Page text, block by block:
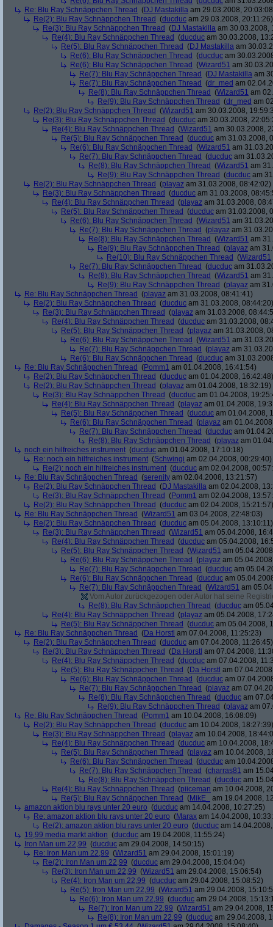
Re: Blu Ray Schnäppchen Thread (DJ Mastakilla am 29.03.2008,
Re(2): Blu Ray Schnäppchen Thread (ducduc am 29.03.2008, 20:11:26)
Re(3): Blu Ray Schnäppchen Thread (DJ Mastakilla am 30.03.2008,
Re(4): Blu Ray Schnäppchen Thread (ducduc am 30.03.2008,
Re(5): Blu Ray Schnäppchen Thread (DJ Mastakilla am
Re(6): Blu Ray Schnäppchen Thread (ducduc am
Re(6): Blu Ray Schnäppchen Thread (Wizard51 am
Re(7): Blu Ray Schnäppchen Thread (DJ Mastakilla am
Re(7): Blu Ray Schnäppchen Thread (dr_med am
Re(8): Blu Ray Schnäppchen Thread (Wizard51 am
Re(9): Blu Ray Schnäppchen Thread (dr_med am
Re(2): Blu Ray Schnäppchen Thread (Wizard51 am 30.03.2008,
Re(3): Blu Ray Schnäppchen Thread (ducduc am 30.03.2008,
Re(4): Blu Ray Schnäppchen Thread (Wizard51 am 30.03.2008,
Re(5): Blu Ray Schnäppchen Thread (ducduc am 31.03.2008,
Re(6): Blu Ray Schnäppchen Thread (Wizard51 am
Re(7): Blu Ray Schnäppchen Thread (ducduc am
Re(8): Blu Ray Schnäppchen Thread (Wizard51 am
Re(9): Blu Ray Schnäppchen Thread (ducduc am
Re(2): Blu Ray Schnäppchen Thread (playaz am 31.03.2008, 08:42:02)
Re(3): Blu Ray Schnäppchen Thread (ducduc am 31.03.2008,
Re(4): Blu Ray Schnäppchen Thread (playaz am 31.03.2008,
Re(5): Blu Ray Schnäppchen Thread (ducduc am 31.03.2008,
Re(6): Blu Ray Schnäppchen Thread (Wizard51 am
Re(7): Blu Ray Schnäppchen Thread (playaz am
Re(8): Blu Ray Schnäppchen Thread (Wizard51 am
Re(9): Blu Ray Schnäppchen Thread (playaz am
Re(10): Blu Ray Schnäppchen Thread (Wizard51
Re(7): Blu Ray Schnäppchen Thread (ducduc am
Re(8): Blu Ray Schnäppchen Thread (Wizard51 am
Re(9): Blu Ray Schnäppchen Thread (playaz am
Re: Blu Ray Schnäppchen Thread (playaz am 31.03.2008, 08:41:41)
Re(2): Blu Ray Schnäppchen Thread (ducduc am 31.03.2008, 08:44:20)
Re(3): Blu Ray Schnäppchen Thread (playaz am 31.03.2008,
Re(4): Blu Ray Schnäppchen Thread (ducduc am 31.03.2008,
Re(5): Blu Ray Schnäppchen Thread (playaz am 31.03.2008,
Re(6): Blu Ray Schnäppchen Thread (Wizard51 am
Re(7): Blu Ray Schnäppchen Thread (playaz am
Re(6): Blu Ray Schnäppchen Thread (ducduc am
Re: Blu Ray Schnäppchen Thread (Pomm1 am 01.04.2008, 16:41:54)
Re(2): Blu Ray Schnäppchen Thread (ducduc am 01.04.2008, 16:42:48)
Re(2): Blu Ray Schnäppchen Thread (playaz am 01.04.2008, 18:32:19)
Re(3): Blu Ray Schnäppchen Thread (ducduc am 01.04.2008,
Re(4): Blu Ray Schnäppchen Thread (playaz am 01.04.2008,
Re(5): Blu Ray Schnäppchen Thread (ducduc am 01.04.2008,
Re(6): Blu Ray Schnäppchen Thread (playaz am
Re(7): Blu Ray Schnäppchen Thread (ducduc am
Re(8): Blu Ray Schnäppchen Thread (playaz am
noch ein hilfreiches instrument (ducduc am 01.04.2008, 17:10:18)
Re: noch ein hilfreiches instrument (Schwingi am 02.04.2008, 00:29:40)
Re(2): noch ein hilfreiches instrument (ducduc am 02.04.2008,
Re: Blu Ray Schnäppchen Thread (serenity am 02.04.2008, 13:21:57)
Re(2): Blu Ray Schnäppchen Thread (DJ Mastakilla am 02.04.2008,
Re(3): Blu Ray Schnäppchen Thread (Pomm1 am 02.04.2008,
Re(2): Blu Ray Schnäppchen Thread (ducduc am 02.04.2008, 15:21:57)
Re: Blu Ray Schnäppchen Thread (Wizard51 am 03.04.2008, 22:48:03)
Re(2): Blu Ray Schnäppchen Thread (ducduc am 05.04.2008, 13:10:11)
Re(3): Blu Ray Schnäppchen Thread (Wizard51 am 05.04.2008,
Re(4): Blu Ray Schnäppchen Thread (ducduc am 05.04.2008,
Re(5): Blu Ray Schnäppchen Thread (Wizard51 am
Re(6): Blu Ray Schnäppchen Thread (playaz am
Re(7): Blu Ray Schnäppchen Thread (ducduc am
Re(6): Blu Ray Schnäppchen Thread (ducduc am
Re(7): Blu Ray Schnäppchen Thread (Wizard51 am
Vom Autor zurückgezogen oder Autor hat seine
Re(8): Blu Ray Schnäppchen Thread (ducduc am
Re(4): Blu Ray Schnäppchen Thread (playaz am 05.04.2008,
Re(5): Blu Ray Schnäppchen Thread (ducduc am 05.04.2008,
Re: Blu Ray Schnäppchen Thread (Da Horstl am 07.04.2008, 11:25:23)
Re(2): Blu Ray Schnäppchen Thread (ducduc am 07.04.2008, 11:26:45)
Re(3): Blu Ray Schnäppchen Thread (Da Horstl am 07.04.2008,
Re(4): Blu Ray Schnäppchen Thread (ducduc am 07.04.2008,
Re(5): Blu Ray Schnäppchen Thread (Da Horstl am
Re(6): Blu Ray Schnäppchen Thread (ducduc am
Re(7): Blu Ray Schnäppchen Thread (playaz am
Re(8): Blu Ray Schnäppchen Thread (ducduc am
Re(9): Blu Ray Schnäppchen Thread (playaz am
Re: Blu Ray Schnäppchen Thread (Pomm1 am 10.04.2008, 16:08:09)
Re(2): Blu Ray Schnäppchen Thread (ducduc am 10.04.2008, 18:27:39)
Re(3): Blu Ray Schnäppchen Thread (playaz am 10.04.2008,
Re(4): Blu Ray Schnäppchen Thread (ducduc am 10.04.2008,
Re(5): Blu Ray Schnäppchen Thread (playaz am 10.04.2008,
Re(6): Blu Ray Schnäppchen Thread (ducduc am
Re(7): Blu Ray Schnäppchen Thread (charras81 am
Re(8): Blu Ray Schnäppchen Thread (ducduc am
Re(4): Blu Ray Schnäppchen Thread (piiceman am 10.04.2008,
Re(5): Blu Ray Schnäppchen Thread (MikE_
am 19.04.2008,
amazon aktion blu rays unter 20 euro (ducduc am 14.04.2008, 10:27:25)
Re: amazon aktion blu rays unter 20 euro (Marax am 14.04.2008,
Re(2): amazon aktion blu rays unter 20 euro (ducduc am
19,99 media markt aktion (ducduc am 19.04.2008, 11:55:24)
Iron Man um 22,99 (ducduc am 29.04.2008, 14:50:15)
Re: Iron Man um 22,99 (Wizard51 am 29.04.2008, 15:01:19)
Re(2): Iron Man um 22,99 (ducduc am 29.04.2008, 15:04:04)
Re(3): Iron Man um 22,99 (Wizard51 am 29.04.2008, 15:06:54)
Re(4): Iron Man um 22,99 (ducduc am 29.04.2008, 15:08:52)
Re(5): Iron Man um 22,99 (Wizard51 am 29.04.2008,
Re(6): Iron Man um 22,99 (ducduc am 29.04.2008,
Re(7): Iron Man um 22,99 (Wizard51 am 29.04.2008,
Re(8): Iron Man um 22,99 (ducduc am 29.04.2008,